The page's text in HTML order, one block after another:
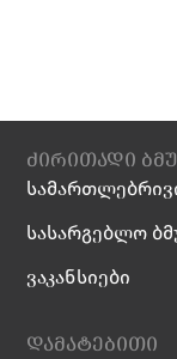
ძირითადი
სასარგებლო
ვაკანსიები
დამატებითი